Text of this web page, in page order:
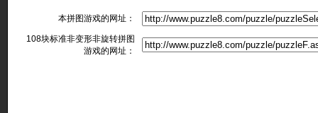
本拼图游戏的网址：
108块标准非变形非旋转拼图
游戏的网址：